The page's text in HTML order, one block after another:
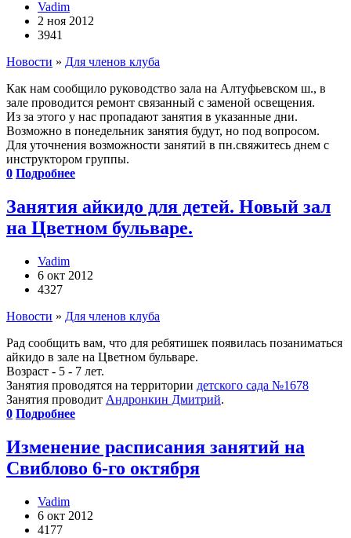
Vadim
2 ноя 2012
3941
Новости » Для членов клуба
Как нам сообщило руководство зала на Алтуфьевском ш., в
зале проводится ремонт связанный с заменой освещения.
Из за этого у нас пропадают занятия в указанные дни.
Возможно в понедельник занятия будут, но под вопросом.
Для уточнения возможности занятий в пн.свяжитесь днем с
инструктором группы.
0 Подробнее
Занятия айкидо для детей. Новый зал
на Цветном бульваре.
Vadim
6 окт 2012
4327
Новости » Для членов клуба
Рад сообщить вам, что для ребятишек появилась позаниматься
айкидо в зале на Цветном бульваре.
Возраст - 5 - 7 лет.
Занятия проводятся на территории детского сада №1678
Занятия проводит Андронкин Дмитрий.
0 Подробнее
Изменение расписания занятий на
Свиблово 6-го октября
Vadim
6 окт 2012
4177